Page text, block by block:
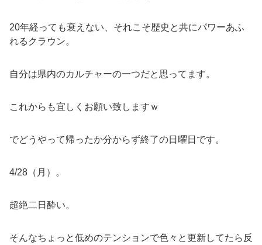
20年経っても衰えない、それこそ歴史と共にパワーあふ
れるクラウン。
自分は県内のカルチャーの一つだと思ってます。
これからも宜しくお願い致しますｗ
でどうやって帰ったか分からず終了の日曜日です。
4/28（月）。
超絶二日酔い。
そんなちょっと低めのテンションで色々と更新してたら反